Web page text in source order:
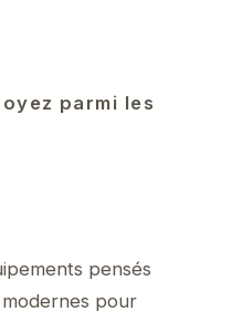
parmi les
pensés
pour